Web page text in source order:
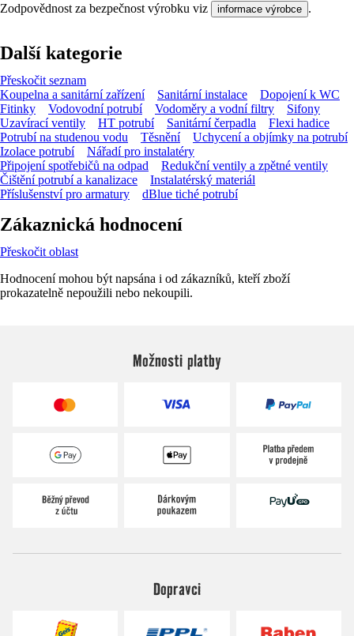
Zodpovědnost za bezpečnost výrobku viz informace výrobce .
Další kategorie
Přeskočit seznam
Koupelna a sanitární zařízení
Sanitární instalace
Dopojení k WC
Fitinky
Vodovodní potrubí Vodoměry a vodní filtry
Sifony
Uzavírací ventily
HT potrubí Sanitární čerpadla
Flexi hadice
Potrubí na studenou vodu
Těsnění
Uchycení a objímky na potrubí
Izolace potrubí
Nářadí pro instalatéry
Připojení spotřebičů na odpad
Redukční ventily a zpětné ventily
Čištění potrubí a kanalizace
Instalatérský materiál
Příslušenství pro armatury
dBlue tiché potrubí
Zákaznická hodnocení
Přeskočit oblast
Hodnocení mohou být napsána i od zákazníků, kteří zboží
prokazatelně nepoužili nebo nekoupili.
Možnosti platby
Dopravci